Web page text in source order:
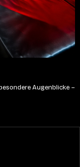
Augenblicke –